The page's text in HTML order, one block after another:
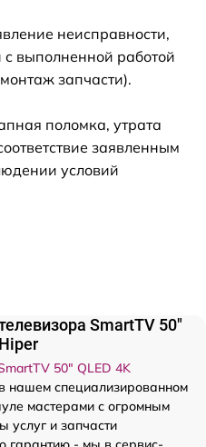
неисправности,
выполненной работой
запчасти).
поломка, утрата
заявленным
условий
SmartTV 50"
50" QLED 4K
нашем специализированном
мастерами с огромным
услуг и запчасти